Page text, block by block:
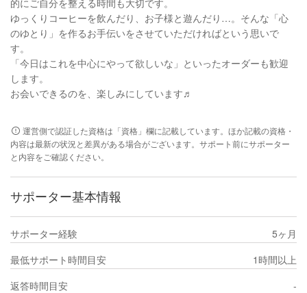
ゆっくりコーヒーを飲んだり、お子様と遊んだり…。そんな「心
のゆとり」を作るお手伝いをさせていただければという思いで
す。
「今日はこれを中心にやって欲しいな」といったオーダーも歓迎
します。
お会いできるのを、楽しみにしています♬
運営側で認証した資格は「資格」欄に記載しています。ほか記載の資格・
内容は最新の状況と差異がある場合がございます。サポート前にサポーター
と内容をご確認ください。
サポーター基本情報
サポーター経験
5ヶ月
最低サポート時間目安
1時間以上
返答時間目安
-